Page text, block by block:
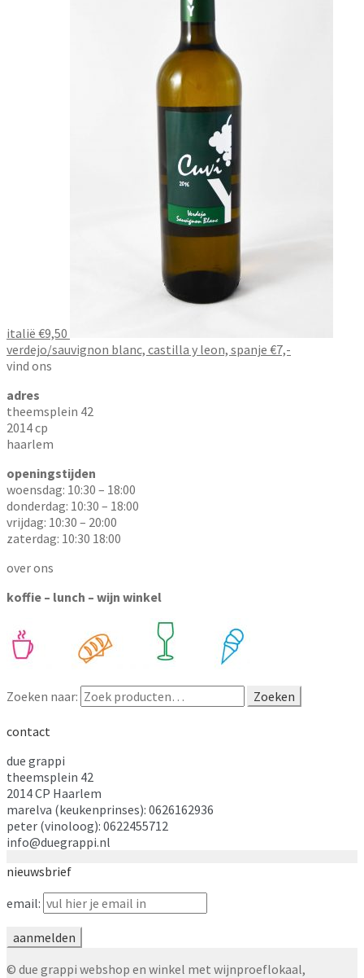
italië €9,50
verdejo/sauvignon blanc, castilla y leon, spanje €7,-
vind ons
adres
theemsplein 42
2014 cp
haarlem
openingstijden
woensdag: 10:30 – 18:00
donderdag: 10:30 – 18:00
vrijdag: 10:30 – 20:00
zaterdag: 10:30 18:00
over ons
koffie – lunch – wijn winkel
Zoeken naar: Zoeken
contact
due grappi
theemsplein 42
2014 CP Haarlem
marelva (keukenprinses): 0626162936
peter (vinoloog): 0622455712
info@duegrappi.nl
nieuwsbrief
email:
© due grappi webshop en winkel met wijnproeflokaal,